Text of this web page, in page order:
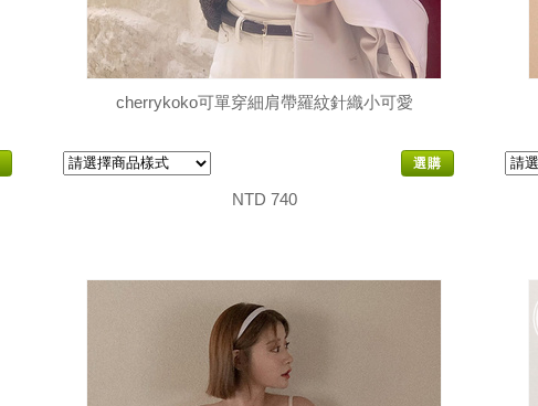
cherrykoko可單穿細肩帶羅紋針織小可愛
選購
NTD 740